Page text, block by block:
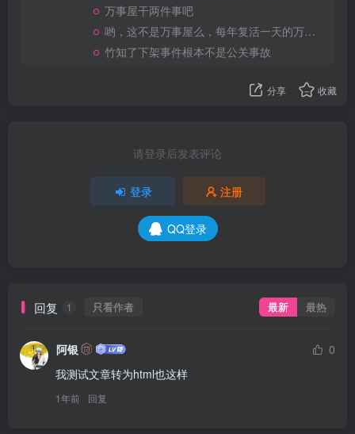
万事屋干两件事吧
哟，这不是万事屋么，每年复活一天的万事屋
竹知了下架事件根本不是公关事故
分享 收藏
请登录后发表评论
登录 注册
QQ登录
回复 1 只看作者 最新 最热
阿银
0
我测试文章转为html也这样
1年前 回复